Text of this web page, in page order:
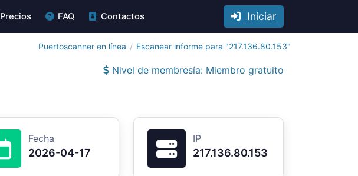
Precios FAQ Contactos Iniciar
Puertoscanner en línea Escanear informe para "217.136.80.153"
Nivel de membresía: Miembro gratuito
Fecha
2026-04-17
IP
217.136.80.153